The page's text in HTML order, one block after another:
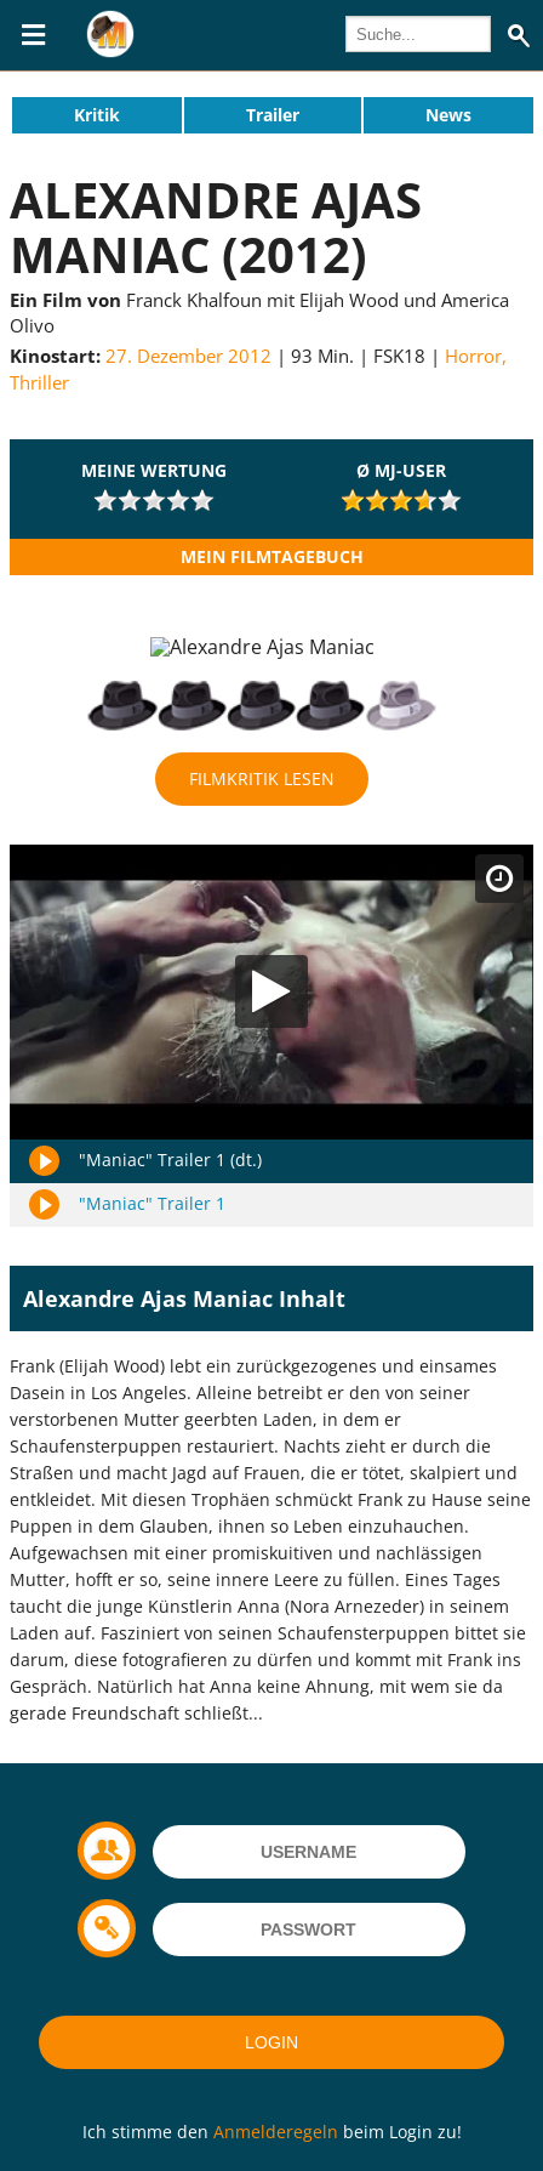
Kritik Trailer News
ALEXANDRE AJAS
MANIAC (2012)
Ein Film von Franck Khalfoun mit Elijah Wood und America
Olivo
Kinostart: 27. Dezember 2012 93 Min. FSK18 Horror,
Thriller
MEINE WERTUNG Ø MJ-USER
MEIN FILMTAGEBUCH
FILMKRITIK LESEN
"Maniac" Trailer 1 (dt.)
"Maniac" Trailer 1
Alexandre Ajas Maniac Inhalt
Frank (Elijah Wood) lebt ein zurückgezogenes und einsames
Dasein in Los Angeles. Alleine betreibt er den von seiner
verstorbenen Mutter geerbten Laden, in dem er
Schaufensterpuppen restauriert. Nachts zieht er durch die
Straßen und macht Jagd auf Frauen, die er tötet, skalpiert und
entkleidet. Mit diesen Trophäen schmückt Frank zu Hause seine
Puppen in dem Glauben, ihnen so Leben einzuhauchen.
Aufgewachsen mit einer promiskuitiven und nachlässigen
Mutter, hofft er so, seine innere Leere zu füllen. Eines Tages
taucht die junge Künstlerin Anna (Nora Arnezeder) in seinem
Laden auf. Fasziniert von seinen Schaufensterpuppen bittet sie
darum, diese fotografieren zu dürfen und kommt mit Frank ins
Gespräch. Natürlich hat Anna keine Ahnung, mit wem sie da
gerade Freundschaft schließt...
Ich stimme den Anmelderegeln beim Login zu!